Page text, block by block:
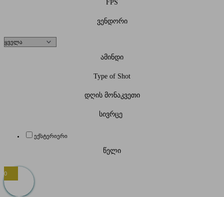
FPS
ვენდორი
ამინდი
Type of Shot
დღის მონაკვეთი
სივრცე
ექსტერიერი
წელი
0